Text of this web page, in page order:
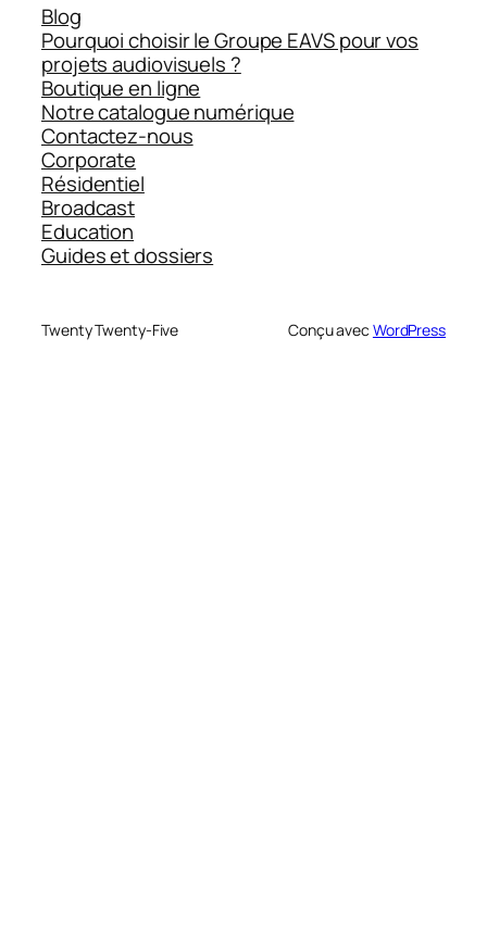
Blog
Pourquoi choisir le Groupe EAVS pour vos
projets audiovisuels ?
Boutique en ligne
Notre catalogue numérique
Contactez-nous
Corporate
Résidentiel
Broadcast
Education
Guides et dossiers
Twenty Twenty-Five Conçu avec WordPress